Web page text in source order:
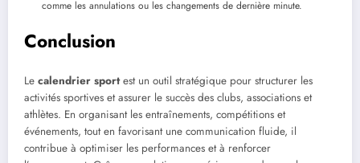
comme les annulations ou les changements de dernière minute.
Conclusion
Le calendrier sportest un outil stratégique pour structurer les
activités sportives et assurer le succès des clubs, associations et
athlètes. En organisant les entraînements, compétitions et
événements, tout en favorisant une communication fluide, il
contribue à optimiser les performances et à renforcer